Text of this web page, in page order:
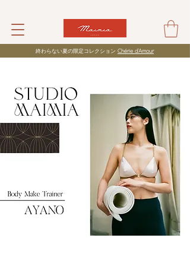
​終わらない夏の限定コレクション Chérie d’Amour